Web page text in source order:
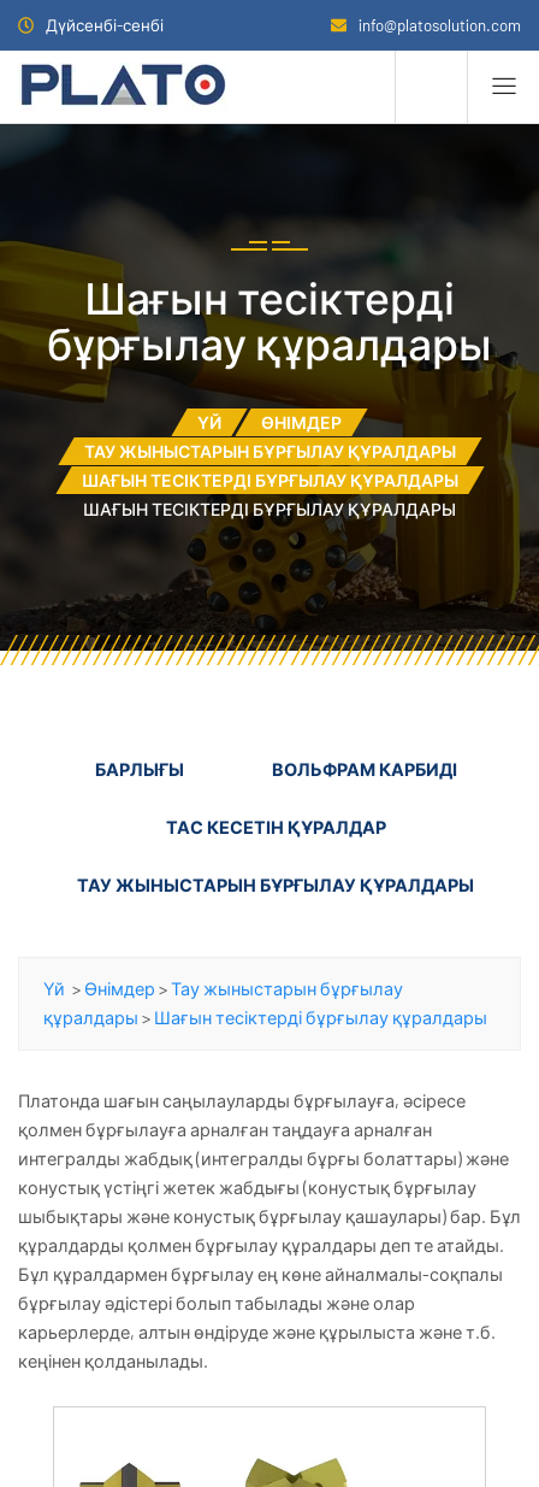
Дүйсенбі-сенбі info@platosolution.com
Шағын тесіктерді
бұрғылау құралдары
ҮЙ
ӨНІМДЕР
ТАУ ЖЫНЫСТАРЫН БҰРҒЫЛАУ ҚҰРАЛДАРЫ
ШАҒЫН ТЕСІКТЕРДІ БҰРҒЫЛАУ ҚҰРАЛДАРЫ
ШАҒЫН ТЕСІКТЕРДІ БҰРҒЫЛАУ ҚҰРАЛДАРЫ
БАРЛЫҒЫ ВОЛЬФРАМ КАРБИДІ
ТАС КЕСЕТІН ҚҰРАЛДАР
ТАУ ЖЫНЫСТАРЫН БҰРҒЫЛАУ ҚҰРАЛДАРЫ
Үй > Өнімдер >Тау жыныстарын бұрғылау
құралдары > Шағын тесіктерді бұрғылау құралдары
Платонда шағын саңылауларды бұрғылауға, әсіресе
қолмен бұрғылауға арналған таңдауға арналған
интегралды жабдық (интегралды бұрғы болаттары) және
конустық үстіңгі жетек жабдығы (конустық бұрғылау
шыбықтары және конустық бұрғылау қашаулары) бар. Бұл
құралдарды қолмен бұрғылау құралдары деп те атайды.
Бұл құралдармен бұрғылау ең көне айналмалы-соқпалы
бұрғылау әдістері болып табылады және олар
карьерлерде, алтын өндіруде және құрылыста және т.б.
кеңінен қолданылады.